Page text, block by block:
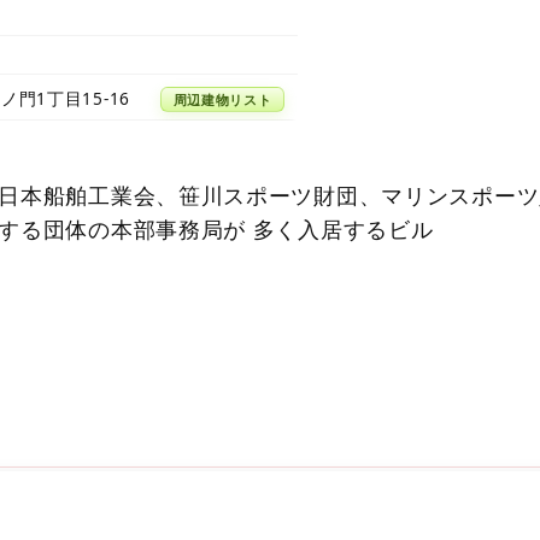
門1丁目15-16 周辺建物リスト
本船舶工業会、笹川スポーツ財団、マリンスポー
る団体の本部事務局が 多く入居するビル